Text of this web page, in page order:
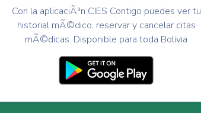
Con la aplicaciÃ³n CIES Contigo puedes ver tu
historial mÃ©dico, reservar y cancelar citas
mÃ©dicas. Disponible para toda Bolivia